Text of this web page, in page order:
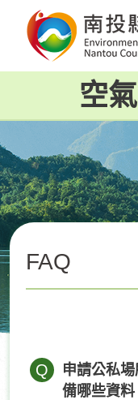
要
容
區
塊
空
FAQ
Q
申請公私
備哪些資料